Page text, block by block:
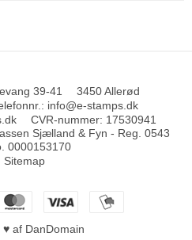
39-41
3450 Allerød
: info@e-stamps.dk
CVR-nummer: 17530941
Sjælland & Fyn - Reg. 0543
0000153170
Sitemap
♥ af DanDomain